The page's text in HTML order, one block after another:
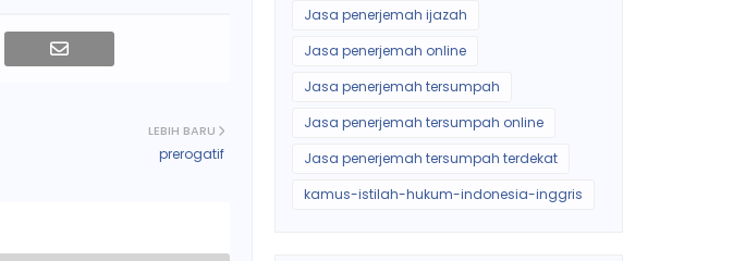
LEBIH BARU
prerogatif
Jasa penerjemah ijazah
Jasa penerjemah online
Jasa penerjemah tersumpah
Jasa penerjemah tersumpah online
Jasa penerjemah tersumpah terdekat
kamus-istilah-hukum-indonesia-inggris